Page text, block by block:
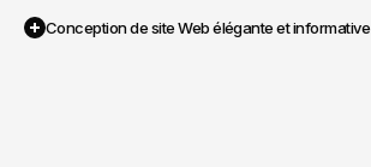
Conception de site Web élégante et informative